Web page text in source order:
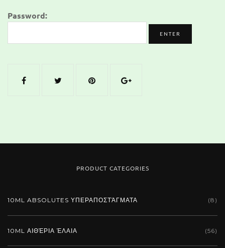
Password:
PRODUCT CATEGORIES
10ML ABSOLUTES ΥΠΕΡΑΠΟΣΤΆΓΜΑΤΑ (8)
10ML ΑΙΘΈΡΙΑ ΈΛΑΙΑ (56)